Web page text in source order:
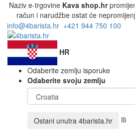
Naziv e-trgovine Kava shop.hr
račun i narudžbe ostat će
info@4barista.hr +421 944 750 100
HR
Odaberite zemlju isporuke
Odaberite svoju zemlju
Ostani unutra 4barista.hr Ili